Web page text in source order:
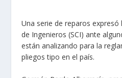
Una serie de reparos expresó
de Ingenieros (SCI) ante
están analizando para la
pliegos tipo en el país.